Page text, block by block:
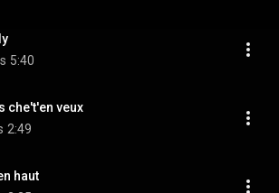
5:40
che't'en veux
2:49
haut